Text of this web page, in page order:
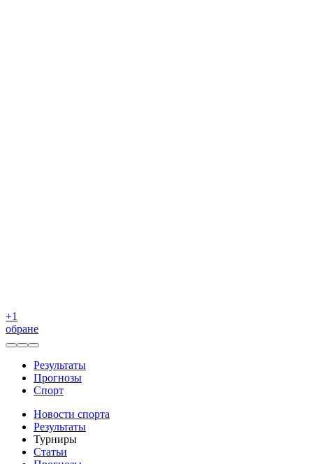
+1
обране
Результаты
Прогнозы
Спорт
Новости спорта
Результаты
Турниры
Статьи